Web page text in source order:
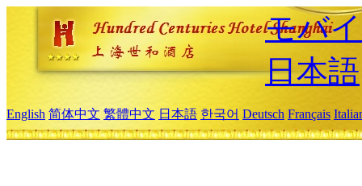
モバ
日本語
English 简体中文 繁體中文 日本語 한국어 Deutsch Français